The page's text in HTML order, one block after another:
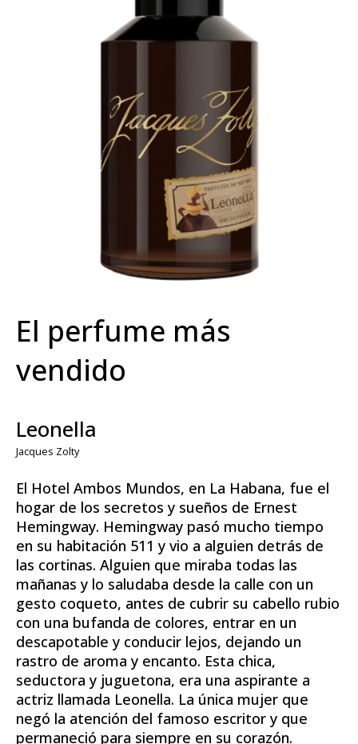
El perfume más
vendido
Leonella
Jacques Zolty
El Hotel Ambos Mundos, en La Habana, fue el
hogar de los secretos y sueños de Ernest
Hemingway. Hemingway pasó mucho tiempo
en su habitación 511 y vio a alguien detrás de
las cortinas. Alguien que miraba todas las
mañanas y lo saludaba desde la calle con un
gesto coqueto, antes de cubrir su cabello rubio
con una bufanda de colores, entrar en un
descapotable y conducir lejos, dejando un
rastro de aroma y encanto. Esta chica,
seductora y juguetona, era una aspirante a
actriz llamada Leonella. La única mujer que
negó la atención del famoso escritor y que
permaneció para siempre en su corazón.